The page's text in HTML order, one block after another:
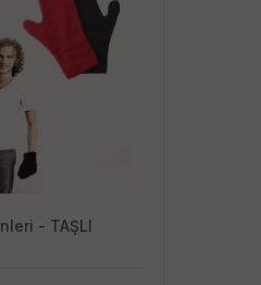
- TAŞLI